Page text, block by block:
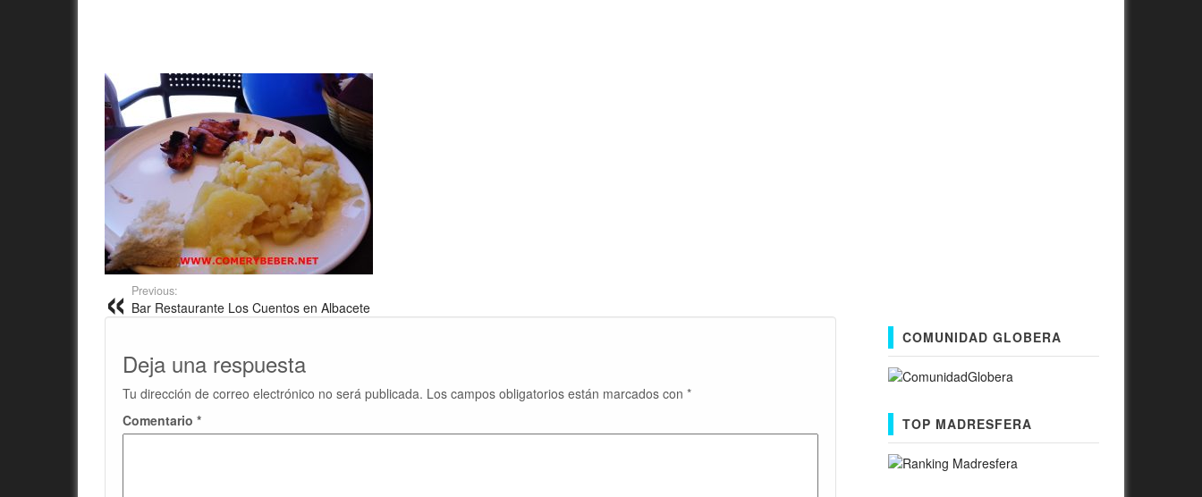
Previous:
Bar Restaurante Los Cuentos en Albacete
Deja una respuesta
Tu dirección de correo electrónico no será publicada. Los campos obligatorios están marcados con *
Comentario *
COMUNIDAD GLOBERA
TOP MADRESFERA